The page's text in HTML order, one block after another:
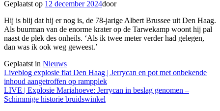
Geplaatst op 12 december 2024door
Hij is blij dat hij er nog is, de 78-jarige Albert Brussee uit Den Haag.
Als buurman van de enorme krater op de Tarwekamp woont hij pal
naast de plek des onheils. ‘Als ik twee meter verder had gelegen,
dan was ik ook weg geweest.’
Geplaatst in Nieuws
Berichtnavigatie
Liveblog explosie flat Den Haag | Jerrycan en pot met onbekende
inhoud aangetroffen op rampplek
LIVE | Explosie Mariahoeve: Jerrycan in beslag genomen –
Schimmige historie bruidswinkel